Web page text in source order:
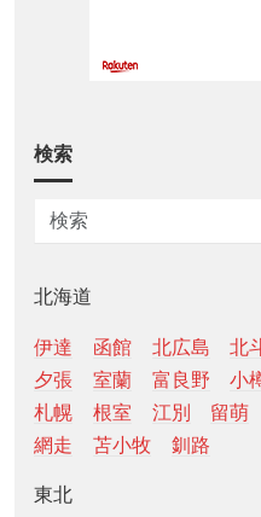
検索
北海道
伊達 函館 北広島 北
夕張
室蘭 富良野 小
札幌
根室 江別 留萌
網走
苫小牧 釧路
東北